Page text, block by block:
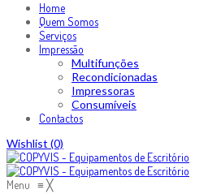
Home
Quem Somos
Serviços
Impressão
Multifunções
Recondicionadas
Impressoras
Consumíveis
Contactos
Skip
to
content
Wishlist (0)
Menu ≡╳